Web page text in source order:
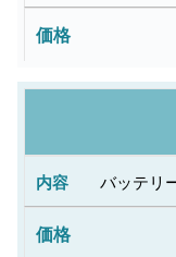
容
故
容
修
バッテリ